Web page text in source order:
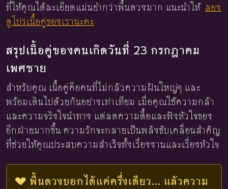
ที่ให้คุณได้ละเอียดแม่นยำกว่าพื้นดวงมาก แนะนำให้ ลอง
ดูโปรเนื้อคู่ของเรานะคะ
สรุปเนื้อคู่ของคนเกิดวันที่ 23 กรกฎาคม
เพศชาย
สำหรับคุณ เนื้อคู่คือคนที่ไม่กลัวความฝันใหญ่ๆ และ
พร้อมเดินไปด้วยกันอย่างเท่าเทียม เมื่อคุณใช้ความกล้า
และความจริงใจนำทาง แต่ลดความดื้อและฟังหัวใจของ
อีกฝ่ายมากขึ้น ความรักจะกลายเป็นพลังขับเคลื่อนสำคัญ
ที่ช่วยให้คุณประสบความสำเร็จทั้งเรื่องงานและเรื่องหัวใจ
💔 พื้นดวงบอกได้แค่ครึ่งเดียว... แล้วความ